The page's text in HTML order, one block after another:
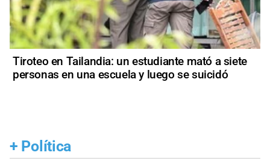
Tiroteo en Tailandia: un estudiante mató a siete
personas en una escuela y luego se suicidó
+ Política